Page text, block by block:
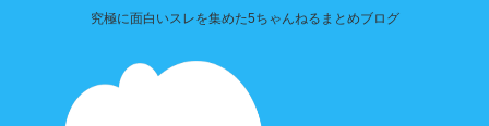
究極に面白いスレを集めた5ちゃんねるまとめブログ